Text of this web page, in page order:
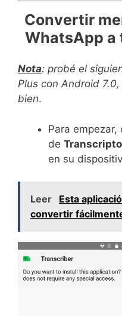
Convertir
WhatsApp a
Nota: probé el
Plus con Android
bien.
Para empezar,
de
en su
Leer
Esta
convertir